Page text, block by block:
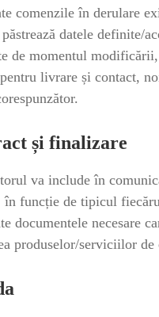
comenzile în derulare
datele definite/
de momentul
livrare și contact,
și finalizare
va include în
în funcție de tipicul
documentele necesare
produselor/serviciilor de